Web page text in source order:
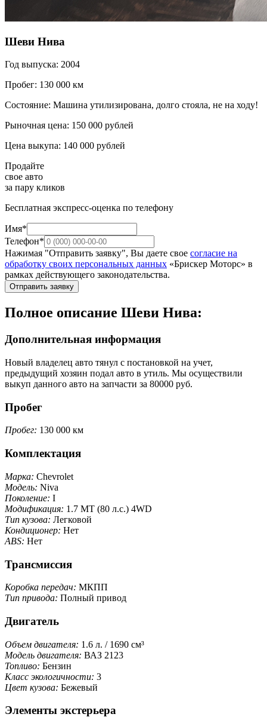
Шеви Нива
Год выпуска: 2004
Пробег: 130 000 км
Состояние: Машина утилизирована, долго стояла, не на ходу!
Рыночная цена: 150 000 рублей
Цена выкупа: 140 000 рублей
Продайте
свое авто
за пару кликов
Бесплатная экспресс-оценка по телефону
Имя*
Телефон*
Нажимая "Отправить заявку", Вы даете свое согласие на
обработку своих персональных данных «Брискер Моторс» в
рамках действующего законодательства.
Отправить заявку
Полное описание Шеви Нива:
Дополнительная информация
Новый владелец авто тянул с постановкой на учет,
предыдущий хозяин подал авто в утиль. Мы осуществили
выкуп данного авто на запчасти за 80000 руб.
Пробег
Пробег: 130 000 км
Комплектация
Марка: Chevrolet
Модель: Niva
Поколение: I
Модификация: 1.7 MT (80 л.с.) 4WD
Тип кузова: Легковой
Кондиционер: Нет
ABS: Нет
Трансмиссия
Коробка передач: МКПП
Тип привода: Полный привод
Двигатель
Объем двигателя: 1.6 л. / 1690 см³
Модель двигателя: ВАЗ 2123
Топливо: Бензин
Класс экологичности: 3
Цвет кузова: Бежевый
Элементы экстерьера